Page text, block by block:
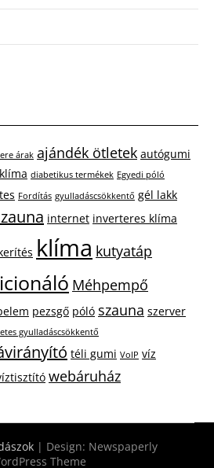
árak ajándék ötletek autógumi
diabetikus termékek Egyedi póló
Fordítás gyulladáscsökkentő gél lakk
internet inverteres klíma
klíma kutyatáp
Méhpempő
pezsgő póló szauna szerver
gyulladáscsökkentő
téli gumi VoIP víz
webáruház
| Design: Newspaperly
Theme